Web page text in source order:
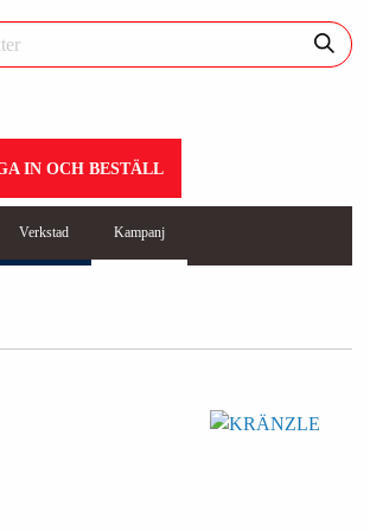
IN OCH BESTÄLL
Verkstad Kampanj